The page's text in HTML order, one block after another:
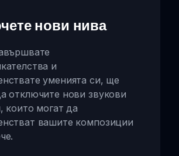
нови нива
и
уменията си, ще
отключите нови звукови
които могат да
вашите композиции